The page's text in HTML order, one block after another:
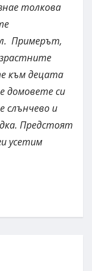
толкова
Примерът,
към децата
домовете си
слънчево и
Предстоят
усетим